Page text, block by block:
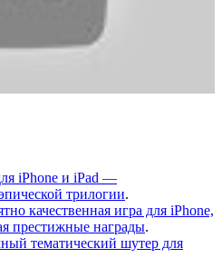
iPhone и iPad —
трилогии.
качественная игра для iPhone,
престижные награды.
тематический шутер для